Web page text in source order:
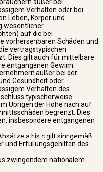
außer bei
Verhalten oder bei
Leben, Körper und
wesentlicher
auf die bei
vorhersehbaren Schäden und
vertragstypischen
Dies gilt auch für mittelbare
entgangenen Gewinn.
außer bei der
Gesundheit oder
Verhalten des
typischerweise
Übrigen der Höhe nach auf
begrenzt. Dies
insbesondere entgangenen
a bis c gilt sinngemäß
und Erfüllungsgehilfen des
zwingendem nationalem